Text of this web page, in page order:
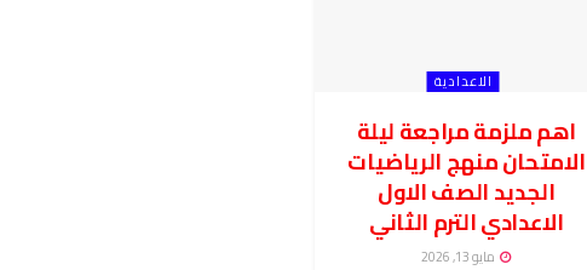
الاعدادية
اهم ملزمة مراجعة ليلة
الامتحان منهج الرياضيات
الجديد الصف الاول
الاعدادي الترم الثاني
مايو 13, 2026